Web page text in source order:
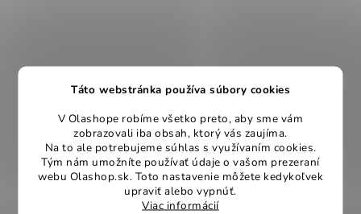
Táto webstránka používa súbory cookies
V Olashope robíme všetko preto, aby sme vám
zobrazovali iba obsah, ktorý vás zaujíma.
Na to ale potrebujeme súhlas s využívaním cookies.
Tým nám umožníte používať údaje o vašom prezeraní
webu Olashop.sk. Toto nastavenie môžete kedykoľvek
upraviť alebo vypnúť.
Viac informácií